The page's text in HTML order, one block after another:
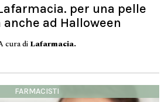
per una pelle
ad Halloween
cura di Lafarmacia.
FARMACISTI